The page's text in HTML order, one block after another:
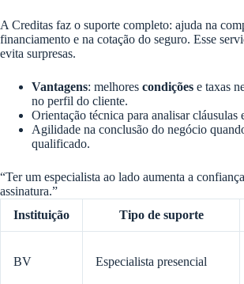
A Creditas faz o suporte completo: ajuda na
financiamento e na cotação do seguro. Esse
evita surpresas.
Vantagens: melhores condições e taxas
no perfil do cliente.
Orientação técnica para analisar cláusulas
Agilidade na conclusão do negócio
qualificado.
“Ter um especialista ao lado aumenta a
assinatura.”
Instituição
Tipo de suporte
BV Especialista presencial